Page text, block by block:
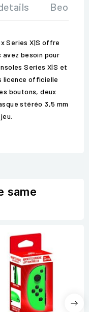
Series X|S offre
besoin pour
Series X|S et
licence officielle
boutons, deux
stéréo 3,5 mm
same